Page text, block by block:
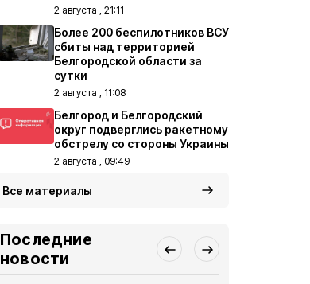
2 августа , 21:11
Более 200 беспилотников ВСУ
сбиты над территорией
Белгородской области за
сутки
2 августа , 11:08
Белгород и Белгородский
округ подверглись ракетному
обстрелу со стороны Украины
2 августа , 09:49
Все материалы
Последние
новости